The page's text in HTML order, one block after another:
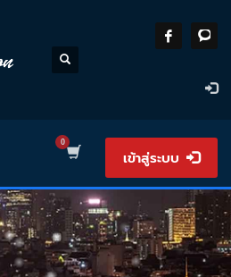
เข้าสู่ระบบ